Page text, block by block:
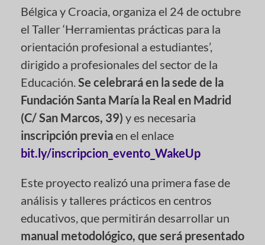
Bélgica y Croacia, organiza el 24 de octubre
el Taller ‘Herramientas prácticas para la
orientación profesional a estudiantes’,
dirigido a profesionales del sector de la
Educación.Se celebrará en la sede de la
Fundación Santa María la Real en Madrid
(C/ San Marcos, 39) y es necesaria
inscripción previaen el enlace
bit.ly/inscripcion_evento_WakeUp
Este proyecto realizó una primera fase de
análisis y talleres prácticos en centros
educativos, que permitirán desarrollar un
manual metodológico, que será presentado